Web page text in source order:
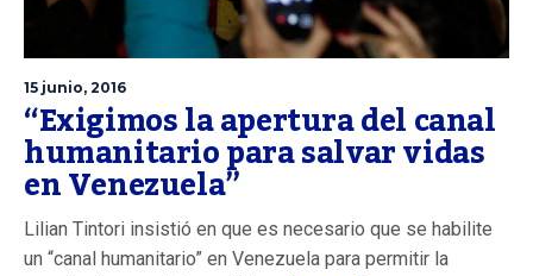
15 junio, 2016
“Exigimos la apertura del canal
humanitario para salvar vidas
en Venezuela”
Lilian Tintori insistió en que es necesario que se habilite
un “canal humanitario” en Venezuela para permitir la